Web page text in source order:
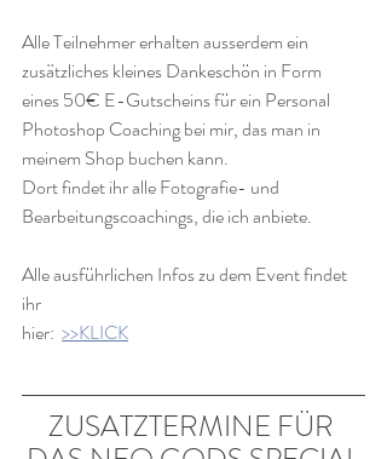
Alle Teilnehmer erhalten ausserdem ein
zusätzliches kleines Dankeschön in Form
eines 50€ E-Gutscheins für ein Personal
Photoshop Coaching bei mir, das man in
meinem Shop buchen kann.
Dort findet ihr alle Fotografie- und
Bearbeitungscoachings, die ich anbiete.
Alle ausführlichen Infos zu dem Event findet
ihr
hier: >>KLICK
ZUSATZTERMINE FÜR